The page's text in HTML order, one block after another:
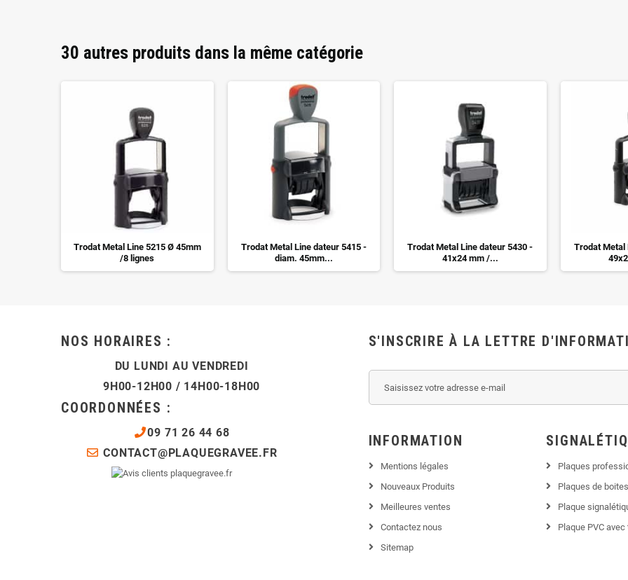
30 autres produits dans la même catégorie
Trodat Metal Line 5215 Ø 45mm
/8 lignes
Trodat Metal Line dateur 5415 -
diam. 45mm...
Trodat Metal Line dateur 5430 -
41x24 mm /...
Trodat Metal
NOS HORAIRES :
DU LUNDI AU VENDREDI
9H00-12H00 / 14H00-18H00
COORDONNÉES :
09 71 26 44 68
CONTACT@PLAQUEGRAVEE.FR
S'INSCRIRE À LA LETTRE
INFORMATION
Mentions légales
Nouveaux Produits
Meilleures ventes
Contactez nous
Sitemap
Plaques
Plaques de
Plaque
Plaque PVC